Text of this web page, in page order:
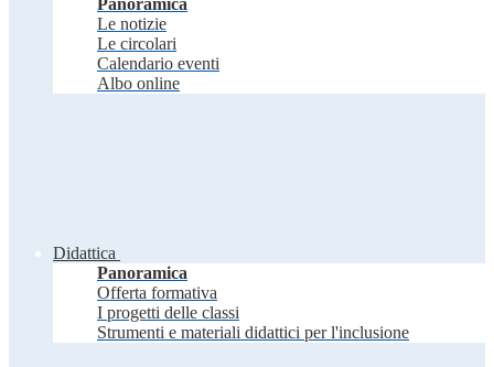
Panoramica
Le notizie
Le circolari
Calendario eventi
Albo online
Didattica
Panoramica
Offerta formativa
I progetti delle classi
Strumenti e materiali didattici per l'inclusione